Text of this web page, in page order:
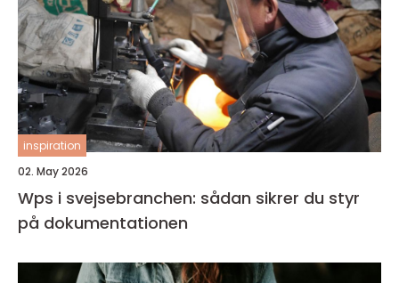
inspiration
02. May 2026
Wps i svejsebranchen: sådan sikrer du styr
på dokumentationen